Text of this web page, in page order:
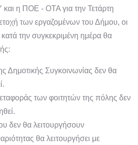
η ΠΟΕ - ΟΤΑ για την Τετάρτη
των εργαζομένων του Δήμου, οι
την συγκεκριμένη ημέρα θα
Δημοτικής Συγκοινωνίας δεν θα
των φοιτητών της πόλης δεν
δεν θα λειτουργήσουν
θα λειτουργήσει με